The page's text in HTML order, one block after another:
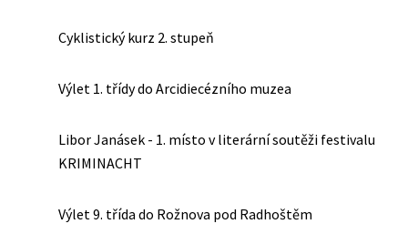
Cyklistický kurz 2. stupeň
Výlet 1. třídy do Arcidiecézního muzea
Libor Janásek - 1. místo v literární soutěži festivalu
KRIMINACHT
Výlet 9. třída do Rožnova pod Radhoštěm